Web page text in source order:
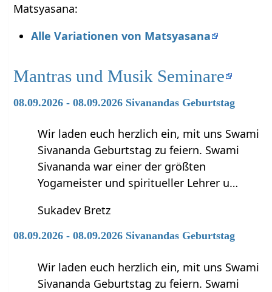
Matsyasana:
Alle Variationen von Matsyasana
Mantras und Musik Seminare
08.09.2026 - 08.09.2026 Sivanandas Geburtstag
Wir laden euch herzlich ein, mit uns Swami
Sivananda Geburtstag zu feiern. Swami
Sivananda war einer der größten
Yogameister und spiritueller Lehrer u…
Sukadev Bretz
08.09.2026 - 08.09.2026 Sivanandas Geburtstag
Wir laden euch herzlich ein, mit uns Swami
Sivananda Geburtstag zu feiern. Swami